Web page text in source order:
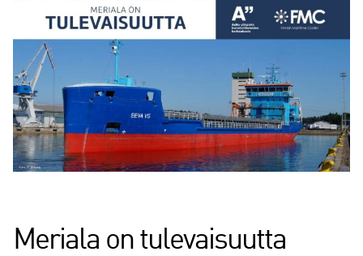
Meriala on tulevaisuutta